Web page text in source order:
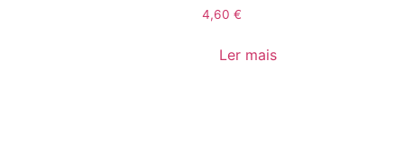
4,60 €
Ler mais